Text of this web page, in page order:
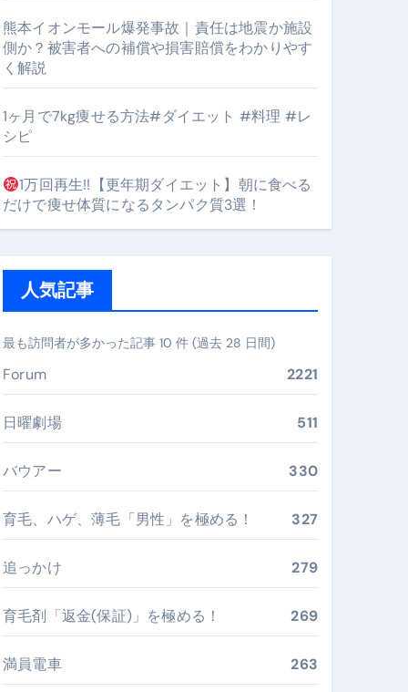
るのが独自ドメイン
安で手に入れる方法
イド
実践大全
。いま選ばれている新定番ドメイン
レ #美容 #健康 #雑学 #ナレーター #小林将大
#美容 #健康 #雑学 #ナレーター #小林将大
レ #美容 #健康 #雑学 #ナレーター #小林将大
すめ・選び方・洗い方・Q&Aまで
熊本イオンモール爆発事故｜責任は地震か施設
側か？被害者への補償や損害賠償をわかりやす
く解説
1ヶ月で7kg痩せる方法#ダイエット #料理 #レ
シピ
1万回再生!!【更年期ダイエット】朝に食べる
だけで痩せ体質になるタンパク質3選！
人気記事
最も訪問者が多かった記事 10 件 (過去 28 日間)
Forum 2221
日曜劇場 511
バウアー 330
育毛、ハゲ、薄毛「男性」を極める！ 327
追っかけ 279
育毛剤「返金(保証)」を極める！ 269
満員電車 263